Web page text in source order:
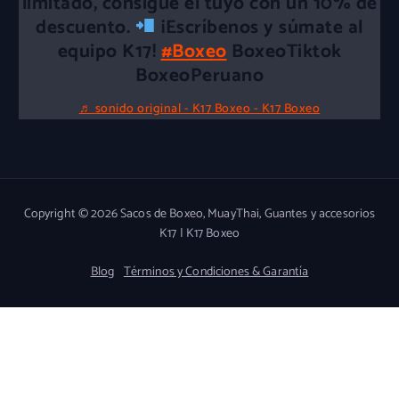
descuento. ¡Escríbenos y súmate al
equipo K17!#BoxeoBoxeoTiktok
BoxeoPeruano
♬ sonido original - K17 Boxeo - K17 Boxeo
Copyright © 2026 Sacos de Boxeo, MuayThai, Guantes y accesorios
K17 | K17 Boxeo
Blog Términos y Condiciones & Garantía